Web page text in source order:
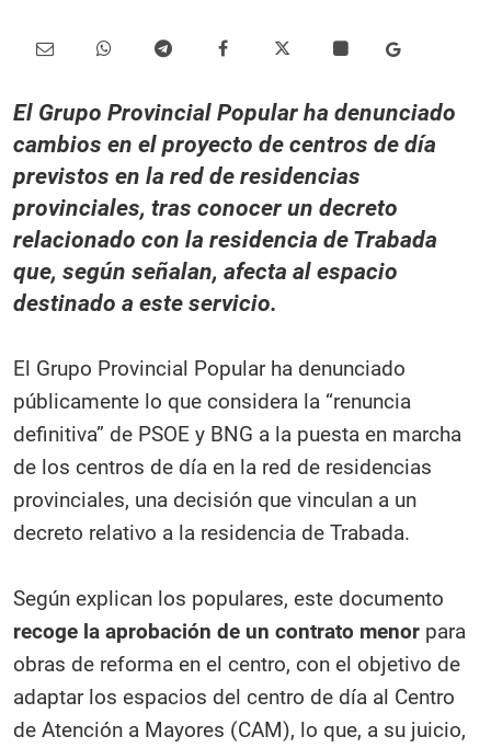
El Grupo Provincial Popular ha denunciado
cambios en el proyecto de centros de día
previstos en la red de residencias
provinciales, tras conocer un decreto
relacionado con la residencia de Trabada
que, según señalan, afecta al espacio
destinado a este servicio.
El Grupo Provincial Popular ha denunciado
públicamente lo que considera la “renuncia
definitiva” de PSOE y BNG a la puesta en marcha
de los centros de día en la red de residencias
provinciales, una decisión que vinculan a un
decreto relativo a la residencia de Trabada.
Según explican los populares, este documento
recoge la aprobación de un contrato menor para
obras de reforma en el centro, con el objetivo de
adaptar los espacios del centro de día al Centro
de Atención a Mayores (CAM), lo que, a su juicio,